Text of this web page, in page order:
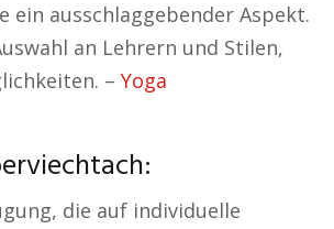
ausschlaggebender Aspekt.
an Lehrern und Stilen,
– Yoga
die auf individuelle